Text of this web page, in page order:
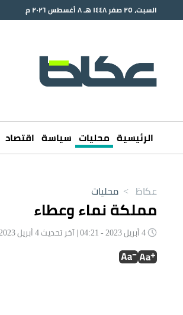
السبت، ٢٥ صفر ١٤٤٨ هـ ٨ أغسطس ٢٠٢٦ م
الرئيسية محليات سياسة اقتصاد
عكاظ > محليات
مملكة نماء وعطاء